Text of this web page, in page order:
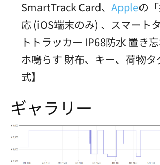
SmartTrack Card、 Appleの
応 (iOS端末のみ) 、スマート
トトラッカー IP68防水 置き
ホ鳴らす 財布、キー、荷物
式】
ギャラリー